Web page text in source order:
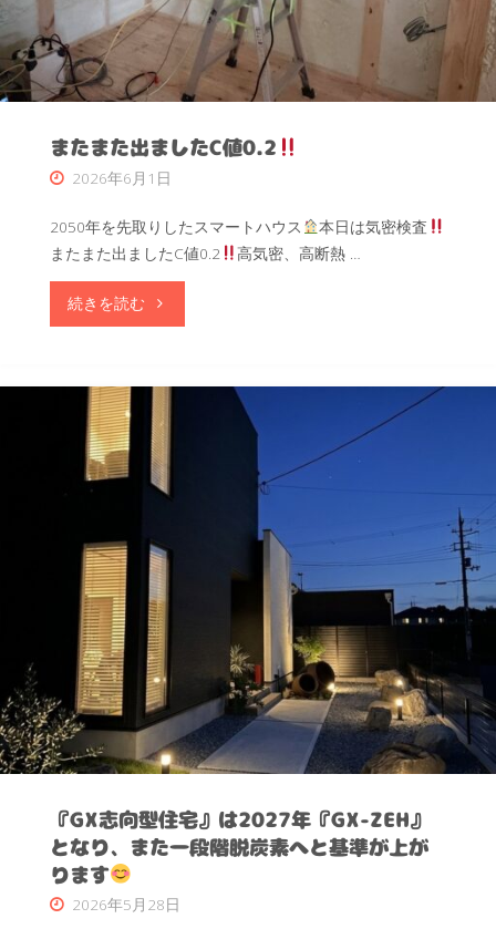
"
"
またまた出ましたC値0.2
2026年6月1日
2050年を先取りしたスマートハウス
本日は気密検査
またまた出ましたC値0.2
高気密、高断熱 …
続きを読む "ま
ま
た
出
し
た
C
値
0.2
"
『GX志向型住宅』は2027年『GX-ZEH』
となり、また一段階脱炭素へと基準が上が
ります
2026年5月28日